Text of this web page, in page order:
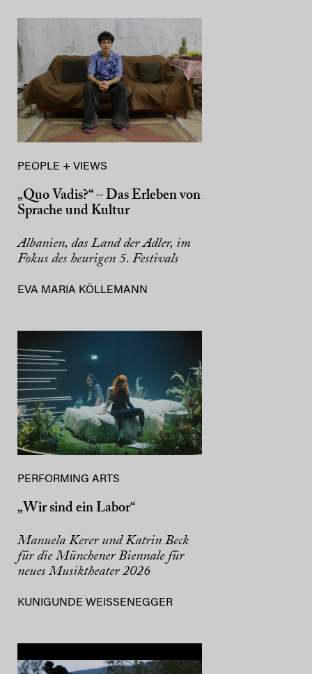
PEOPLE + VIEWS
„Quo Vadis?“ – Das Erleben von
Sprache und Kultur
Albanien, das Land der Adler, im
Fokus des heurigen 5. Festivals
EVA MARIA KÖLLEMANN
PERFORMING ARTS
„Wir sind ein Labor“
Manuela Kerer und Katrin Beck
für die Münchener Biennale für
neues Musiktheater 2026
KUNIGUNDE WEISSENEGGER